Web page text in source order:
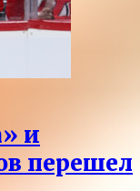
и
перешел